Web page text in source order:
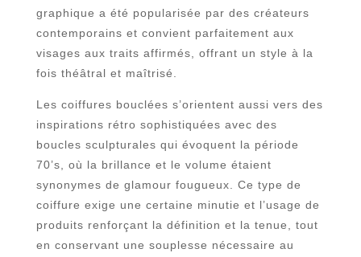
graphique a été popularisée par des créateurs
contemporains et convient parfaitement aux
visages aux traits affirmés, offrant un style à la
fois théâtral et maîtrisé.
Les coiffures bouclées s’orientent aussi vers des
inspirations rétro sophistiquées avec des
boucles sculpturales qui évoquent la période
70’s, où la brillance et le volume étaient
synonymes de glamour fougueux. Ce type de
coiffure exige une certaine minutie et l’usage de
produits renforçant la définition et la tenue, tout
en conservant une souplesse nécessaire au